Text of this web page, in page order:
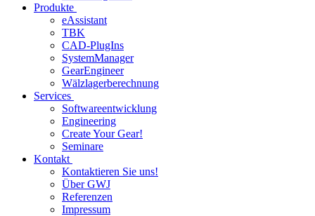
Produkte
eAssistant
TBK
CAD-PlugIns
SystemManager
GearEngineer
Wälzlagerberechnung
Services
Softwareentwicklung
Engineering
Create Your Gear!
Seminare
Kontakt
Kontaktieren Sie uns!
Über GWJ
Referenzen
Impressum